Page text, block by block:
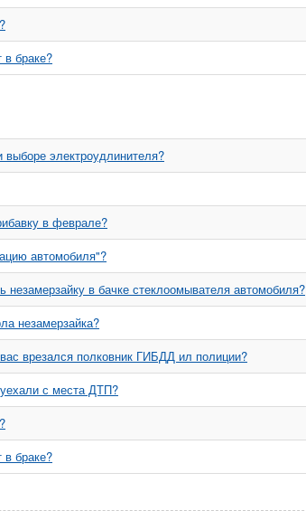
в браке?
выборе электроудлинителя?
в феврале?
автомобиля"?
в бачке стеклоомывателя автомобиля?
незамерзайка?
врезался полковник ГИБДД ил полиции?
с места ДТП?
в браке?